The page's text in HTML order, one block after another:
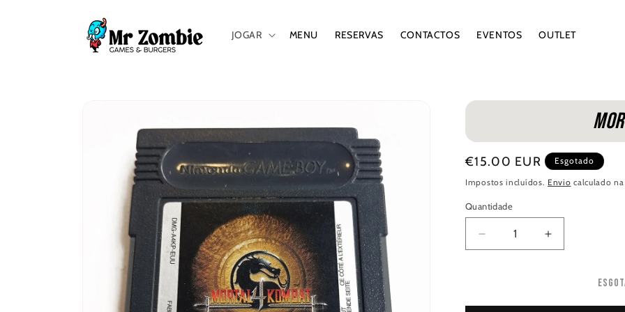
JOGAR MENU RESERVAS CONTACTOS EVENTOS OUTLET
do produto
Preço
normal
€15.00 EUR Esgotado
Impostos incluídos. Envio calculado
Quantidade
Quantidade
Diminuir
a
Aumentar
a